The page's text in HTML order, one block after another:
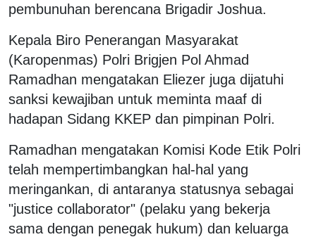
pembunuhan berencana Brigadir Joshua.
Kepala Biro Penerangan Masyarakat
(Karopenmas) Polri Brigjen Pol Ahmad
Ramadhan mengatakan Eliezer juga dijatuhi
sanksi kewajiban untuk meminta maaf di
hadapan Sidang KKEP dan pimpinan Polri.
Ramadhan mengatakan Komisi Kode Etik Polri
telah mempertimbangkan hal-hal yang
meringankan, di antaranya statusnya sebagai
"justice collaborator" (pelaku yang bekerja
sama dengan penegak hukum) dan keluarga